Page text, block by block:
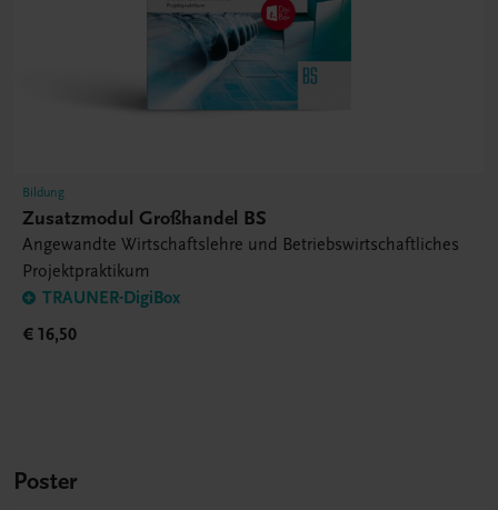
Bildung
Zusatzmodul Großhandel BS
Angewandte Wirtschaftslehre und Betriebswirtschaftliches
Projektpraktikum
TRAUNER-DigiBox
€ 16,50
Poster